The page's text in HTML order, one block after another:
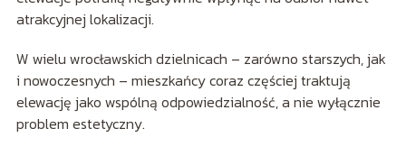
atrakcyjnej lokalizacji.
W wielu wrocławskich dzielnicach – zarówno starszych, jak
i nowoczesnych – mieszkańcy coraz częściej traktują
elewację jako wspólną odpowiedzialność, a nie wyłącznie
problem estetyczny.